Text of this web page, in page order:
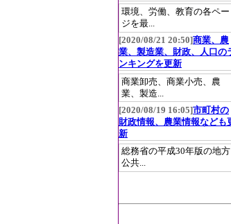
環境、労働、教育の各ペー
ジを最...
[2020/08/21 20:50]商業、農
業、製造業、財政、人口の
ンキングを更新
商業卸売、商業小売、農
業、製造...
[2020/08/19 16:05]市町村の
財政情報、農業情報なども
新
総務省の平成30年版の地方
公共...